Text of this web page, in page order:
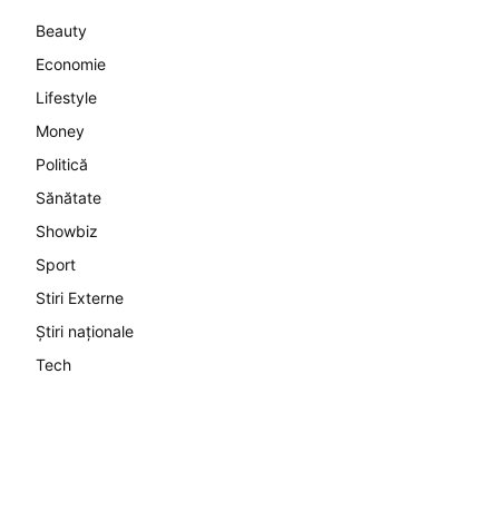
Beauty
Economie
Lifestyle
Money
Politică
Sănătate
Showbiz
Sport
Stiri Externe
Știri naționale
Tech